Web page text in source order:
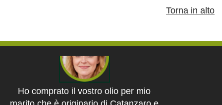
Torna in alto
Ho comprato il vostro olio per mio
marito che è originario di Catanzaro e
lo ricomprerò presto perché è
davvero buonissimo e si vede anche
ad occhio che non è un olio